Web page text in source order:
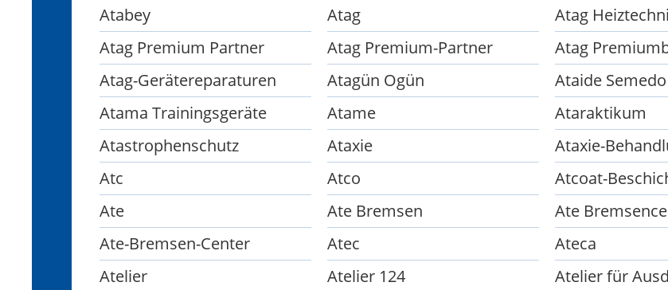
Atabey
Atag Atag
Atag Premium Partner
Atag Premium-Partner Atag
Atag-Gerätereparaturen
Atagün Ogün Ataide Semedo
Atama Trainingsgeräte
Atame Ataraktikum
Atastrophenschutz
Ataxie Ataxie-
Atc
Atco Atcoat-
Ate
Ate Bremsen Ate
Ate-Bremsen-Center
Atec Ateca
Atelier
Atelier 124 Atelier für